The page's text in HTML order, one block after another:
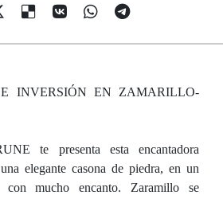
INVERSIÓN EN ZAMARILLO-
te presenta esta encantadora
elegante casona de piedra, en un
mucho encanto. Zaramillo se